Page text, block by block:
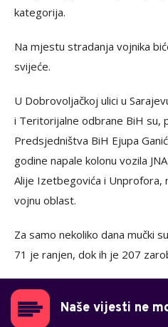
kategorija.
Na mjestu stradanja vojnika
svijeće.
U Dobrovoljačkoj ulici u
i Teritorijalne odbrane BiH su,
Predsjedništva BiH Ejupa
godine napale kolonu vozila
Alije Izetbegovića i Unprofora,
vojnu oblast.
Za samo nekoliko dana mučki
71 je ranjen, dok ih je 207
Naše vijesti ne